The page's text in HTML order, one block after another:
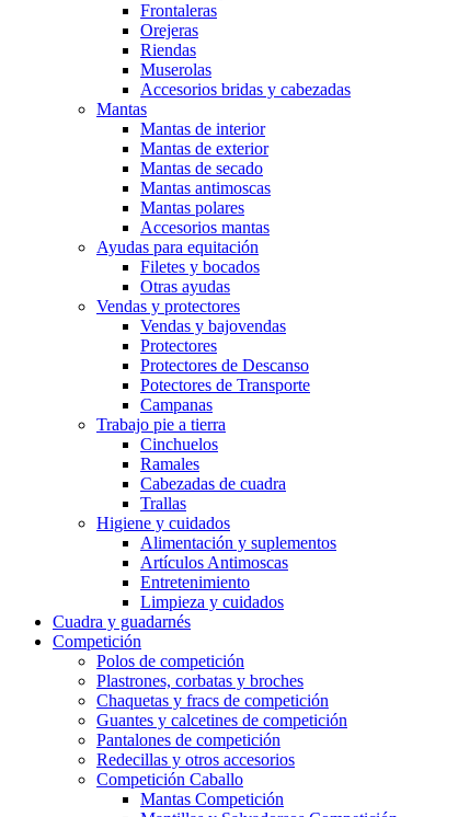
Frontaleras
Orejeras
Riendas
Muserolas
Accesorios bridas y cabezadas
Mantas
Mantas de interior
Mantas de exterior
Mantas de secado
Mantas antimoscas
Mantas polares
Accesorios mantas
Ayudas para equitación
Filetes y bocados
Otras ayudas
Vendas y protectores
Vendas y bajovendas
Protectores
Protectores de Descanso
Potectores de Transporte
Campanas
Trabajo pie a tierra
Cinchuelos
Ramales
Cabezadas de cuadra
Trallas
Higiene y cuidados
Alimentación y suplementos
Artículos Antimoscas
Entretenimiento
Limpieza y cuidados
Cuadra y guadarnés
Competición
Polos de competición
Plastrones, corbatas y broches
Chaquetas y fracs de competición
Guantes y calcetines de competición
Pantalones de competición
Redecillas y otros accesorios
Competición Caballo
Mantas Competición